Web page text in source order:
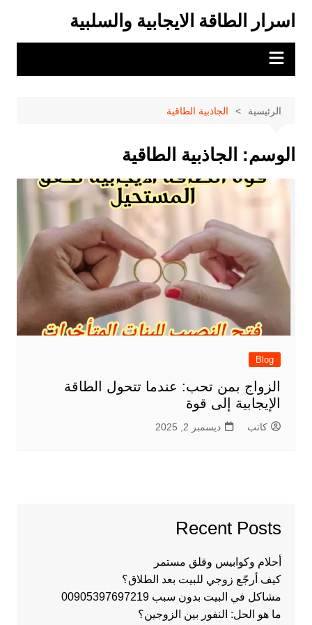
المحتوى
اسرار الطاقة الايجابية والسلبية
الرئيسية الجاذبية الطاقية
الوسم: الجاذبية الطاقية
Blog
الزواج بمن تحب: عندما تتحول الطاقة
الإيجابية إلى قوة
كاتب ديسمبر 2, 2025
Recent Posts
أحلام وكوابيس وقلق مستمر
كيف أرجّع زوجي للبيت بعد الطلاق؟
مشاكل في البيت بدون سبب 00905397697219
ما هو الحل: النفور بين الزوجين؟